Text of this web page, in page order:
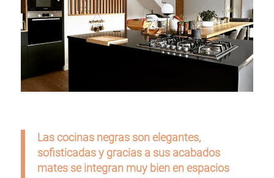
Las cocinas negras son elegantes,
sofisticadas y gracias a sus acabados
mates se integran muy bien en espacios